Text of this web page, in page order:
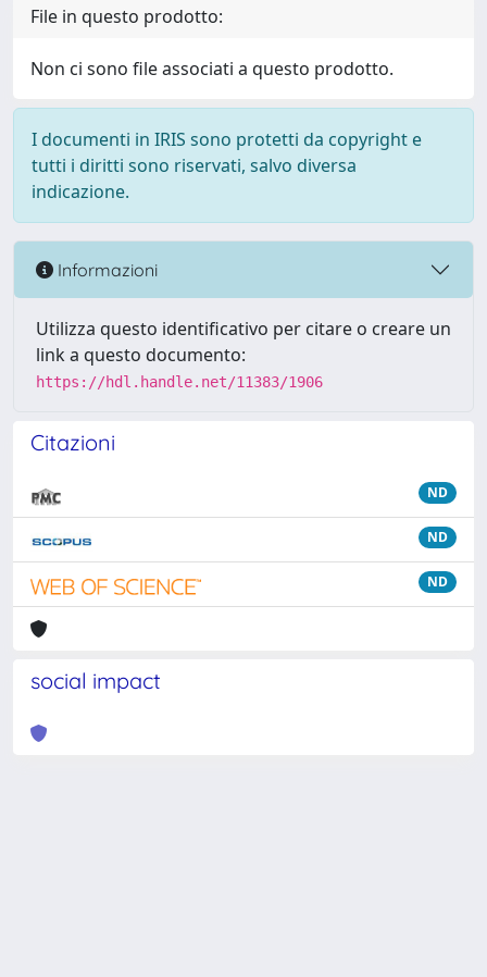
File in questo prodotto:
Non ci sono file associati a questo prodotto.
I documenti in IRIS sono protetti da copyright e
tutti i diritti sono riservati, salvo diversa
indicazione.
Informazioni
Utilizza questo identificativo per citare o creare un
link a questo documento:
https://hdl.handle.net/11383/1906
Citazioni
ND
ND
ND
social impact